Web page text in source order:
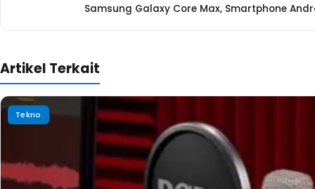
Samsung Galaxy Core Max, Smartphone
Artikel Terkait
Tekno